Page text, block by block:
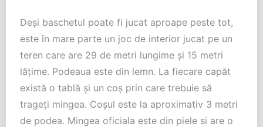
Deși baschetul poate fi jucat aproape peste tot,
este în mare parte un joc de interior jucat pe un
teren care are 29 de metri lungime și 15 metri
lățime. Podeaua este din lemn. La fiecare capăt
există o tablă și un coș prin care trebuie să
trageți mingea. Coșul este la aproximativ 3 metri
de podea. Mingea oficiala este din piele si are o